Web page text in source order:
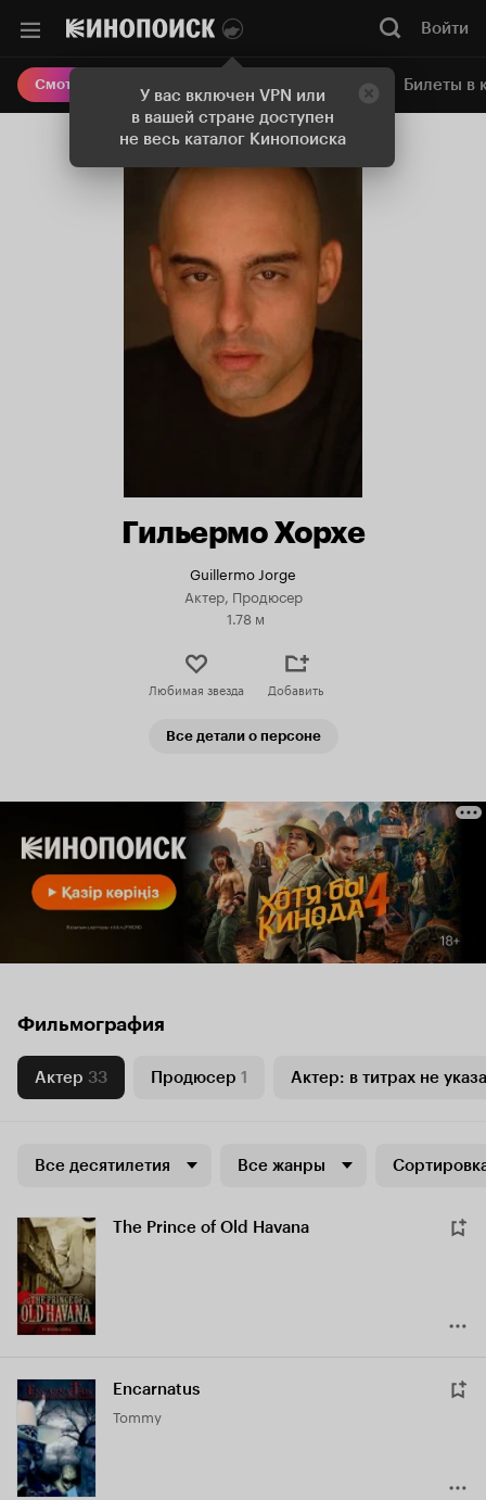
У вас включен VPN или
в вашей стране доступен
не весь каталог Кинопоиска
Войти
Смотреть кино Онлайн-кинотеатр Билеты в
Гильермо Хорхе
Guillermo Jorge
Актер, Продюсер
1.78 м
Любимая звезда Добавить
Все детали о персоне
Фильмография
Актер 33 Продюсер 1 Актер: в титрах не
Все десятилетия Все жанры
The Prince of Old Havana
Encarnatus
Tommy